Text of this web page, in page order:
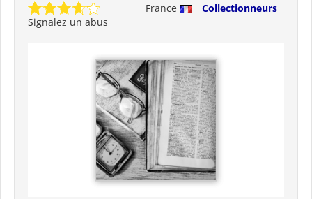
France
Collectionneurs
Signalez un abus